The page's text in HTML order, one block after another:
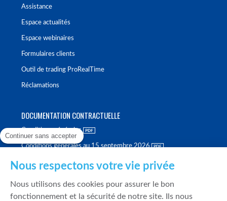
Assistance
Espace actualités
Espace webinaires
Formulaires clients
Outil de trading ProRealTime
Réclamations
DOCUMENTATION CONTRACTUELLE
Conditions générales
Conditions générales au 15 septembre 2026
Politique de meilleure sélection
Continuer sans accepter
Nous respectons votre vie privée
Nous utilisons des cookies pour assurer le bon
fonctionnement et la sécurité de notre site. Ils nous